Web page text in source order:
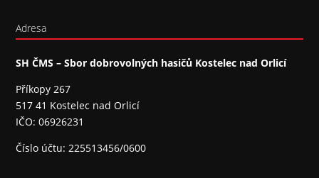
Adresa
SH ČMS – Sbor dobrovolných hasičů Kostelec nad Orlicí
Příkopy 267
517 41 Kostelec nad Orlicí
IČO: 06926231
Číslo účtu: 225513456/0600